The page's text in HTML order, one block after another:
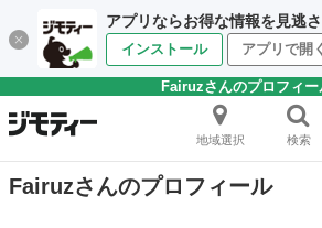
アプリならお得な情報を見逃さ
インストール アプリで開く
Fairuzさんのプロフィー
地域選択 検索
Fairuzさんのプロフィール